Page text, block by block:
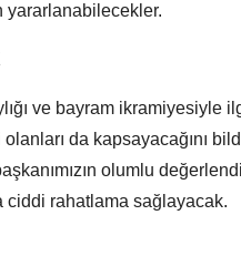
yararlanabilecekler.
ve bayram ikramiyesiyle
da kapsayacağını
olumlu
ciddi rahatlama sağlayacak.